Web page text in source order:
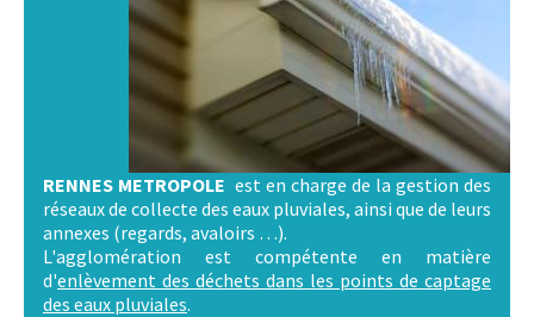
RENNES METROPOLE est en charge de la gestion des
réseaux de collecte des eaux pluviales, ainsi que de leurs
annexes (regards, avaloirs …).
L'agglomération est compétente en matière
d'enlèvement des déchets dans les points de captage
des eaux pluviales.